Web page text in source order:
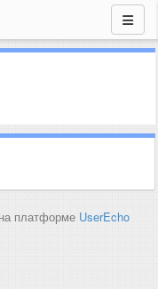
платформе UserEcho